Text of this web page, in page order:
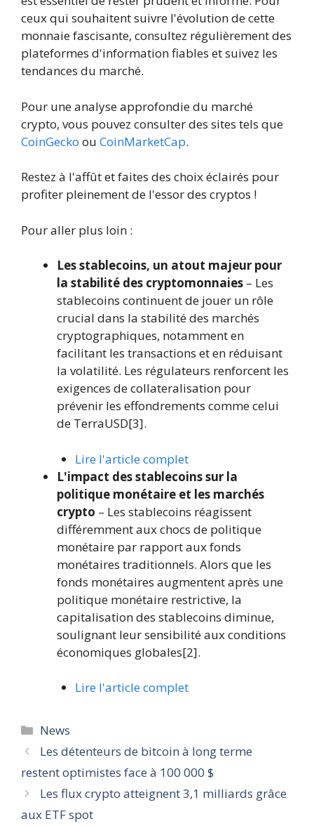
ceux qui souhaitent suivre l'évolution de cette
monnaie fascisante, consultez régulièrement des
plateformes d'information fiables et suivez les
tendances du marché.
Pour une analyse approfondie du marché
crypto, vous pouvez consulter des sites tels que
CoinGecko ou CoinMarketCap.
Restez à l'affût et faites des choix éclairés pour
profiter pleinement de l'essor des cryptos !
Pour aller plus loin :
Les stablecoins, un atout majeur pour
la stabilité des cryptomonnaies – Les
stablecoins continuent de jouer un rôle
crucial dans la stabilité des marchés
cryptographiques, notamment en
facilitant les transactions et en réduisant
la volatilité. Les régulateurs renforcent les
exigences de collateralisation pour
prévenir les effondrements comme celui
de TerraUSD[3].
Lire l'article complet
L'impact des stablecoins sur la
politique monétaire et les marchés
crypto – Les stablecoins réagissent
différemment aux chocs de politique
monétaire par rapport aux fonds
monétaires traditionnels. Alors que les
fonds monétaires augmentent après une
politique monétaire restrictive, la
capitalisation des stablecoins diminue,
soulignant leur sensibilité aux conditions
économiques globales[2].
Lire l'article complet
Catégories
News
Les détenteurs de bitcoin à long terme
restent optimistes face à 100 000 $
Les flux crypto atteignent 3,1 milliards grâce
aux ETF spot